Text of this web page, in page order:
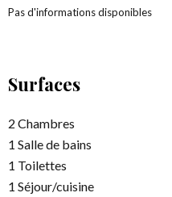
Pas d'informations disponibles
Surfaces
2 Chambres
1 Salle de bains
1 Toilettes
1 Séjour/cuisine